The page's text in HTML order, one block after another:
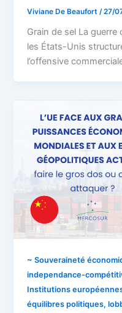
Viviane De Beaufort /27/
Grain de sel La
les États-Unis
l’offensive
~ Souveraineté
independance-
Institutions
équilibres politiques,